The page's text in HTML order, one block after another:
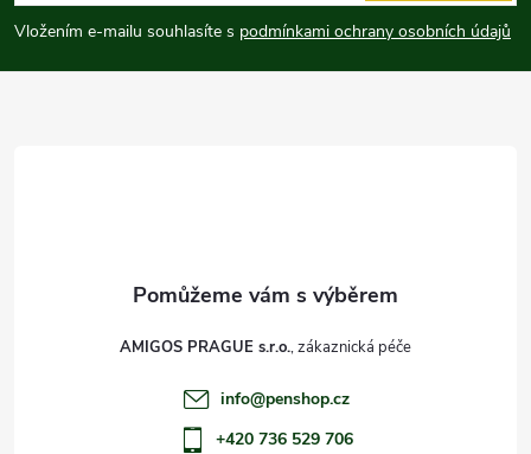
p
a
Vložením e-mailu souhlasíte s podmínkami ochrany osobních údajů
AMIGOS PRAGUE s.r.o.
info@penshop.cz
+420 736 529 706